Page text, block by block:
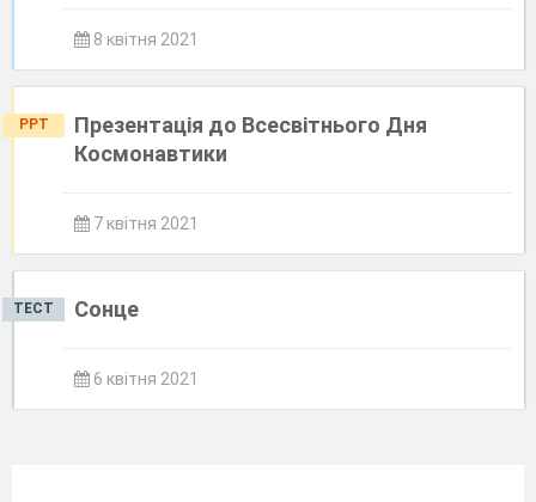
8 квітня 2021
PPT
Презентація до Всесвітнього Дня
Космонавтики
7 квітня 2021
ТЕСТ Сонце
6 квітня 2021